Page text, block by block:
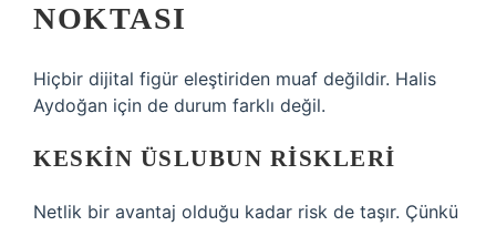
NOKTASI
Hiçbir dijital figür eleştiriden muaf değildir. Halis
Aydoğan için de durum farklı değil.
KESKIN ÜSLUBUN RISKLERI
Netlik bir avantaj olduğu kadar risk de taşır. Çünkü